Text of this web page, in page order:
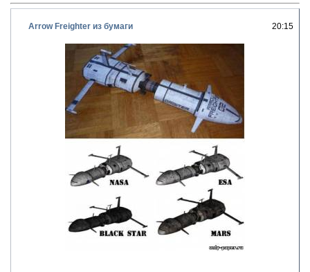
Arrow Freighter из бумаги 20:15